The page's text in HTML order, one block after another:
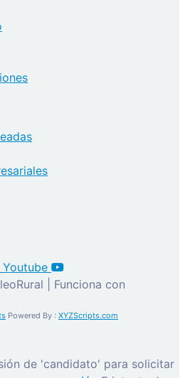
Youtube
| Funciona con
Powered By : XYZScripts.com
de 'candidato' para solicitar